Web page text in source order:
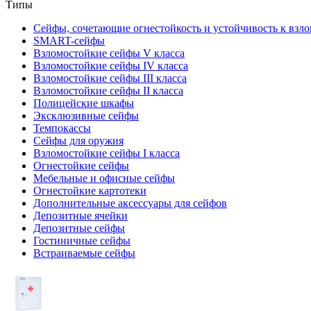
Типы
Сейфы, сочетающие огнестойкость и устойчивость к
SMART-сейфы
Взломостойкие сейфы V класса
Взломостойкие сейфы IV класса
Взломостойкие сейфы III класса
Взломостойкие сейфы II класса
Полицейские шкафы
Эксклюзивные сейфы
Темпокассы
Сейфы для оружия
Взломостойкие сейфы I класса
Огнестойкие сейфы
Мебельные и офисные сейфы
Огнестойкие картотеки
Дополнительные аксессуары для сейфов
Депозитные ячейки
Депозитные сейфы
Гостиничные сейфы
Встраиваемые сейфы